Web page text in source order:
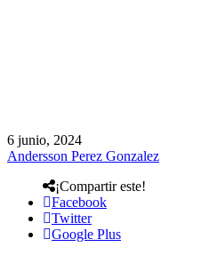
6 junio, 2024
Andersson Perez Gonzalez
¡Compartir este!
Facebook
Twitter
Google Plus